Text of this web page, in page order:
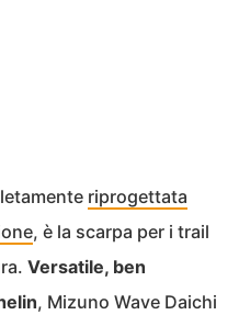
riprogettata
, è la scarpa per i trail
Versatile, ben
, Mizuno Wave Daichi